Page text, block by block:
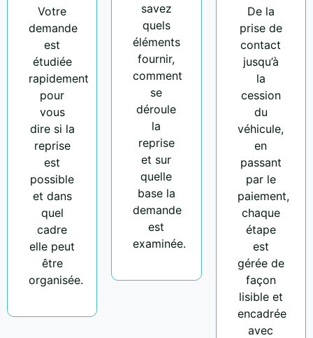
Votre
demande
est
étudiée
rapidement
pour
vous
dire si la
reprise
est
possible
et dans
quel
cadre
elle peut
être
organisée.
savez
quels
éléments
fournir,
comment
se
déroule
la
reprise
et sur
quelle
base la
demande
est
examinée.
De la
prise de
contact
jusqu’à
la
cession
du
véhicule,
en
passant
par le
paiement,
chaque
étape
est
gérée de
façon
lisible et
encadrée
avec